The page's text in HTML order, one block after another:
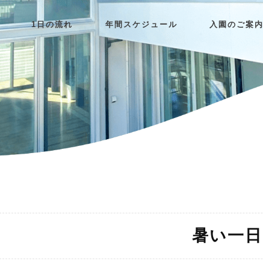
1日の流れ 年間スケジュール 入園のご案内
暑い一日